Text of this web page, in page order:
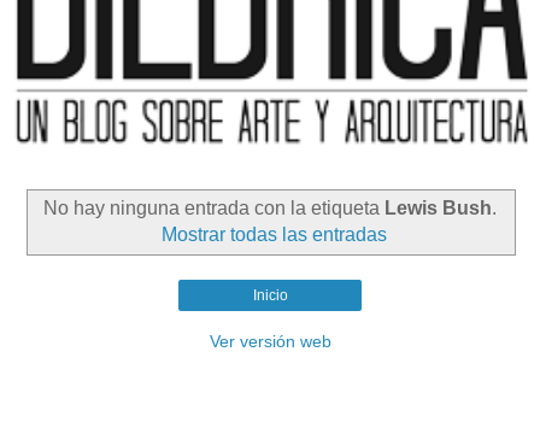
No hay ninguna entrada con la etiqueta Lewis Bush.
Mostrar todas las entradas
Inicio
Ver versión web